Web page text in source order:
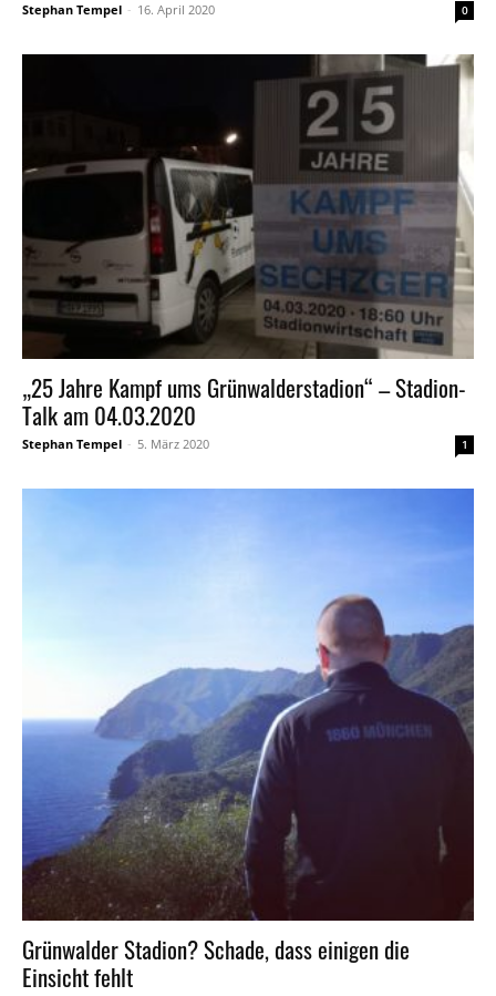
Stephan Tempel - 16. April 2020 0
„25 Jahre Kampf ums Grünwalderstadion“ – Stadion-
Talk am 04.03.2020
Stephan Tempel - 5. März 2020 1
Grünwalder Stadion? Schade, dass einigen die
Einsicht fehlt